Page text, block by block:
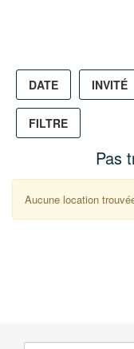
DATE INVITÉ
FILTRE
Pas
Aucune location